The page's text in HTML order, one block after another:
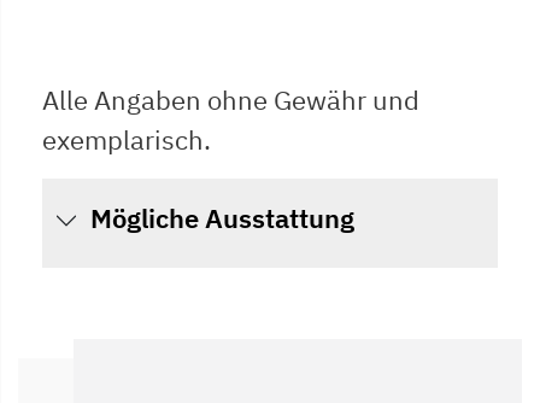
Alle Angaben ohne Gewähr und
exemplarisch.
Mögliche Ausstattung